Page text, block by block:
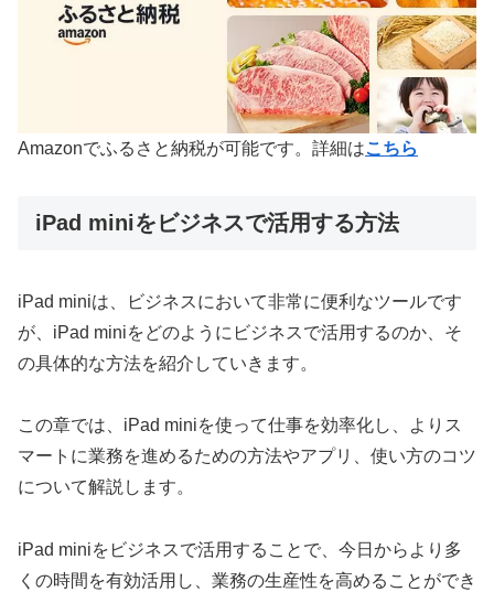
Amazonでふるさと納税が可能です。詳細はこちら
iPad miniをビジネスで活用する方法
iPad miniは、ビジネスにおいて非常に便利なツールです
が、iPad miniをどのようにビジネスで活用するのか、そ
の具体的な方法を紹介していきます。
この章では、iPad miniを使って仕事を効率化し、よりス
マートに業務を進めるための方法やアプリ、使い方のコツ
について解説します。
iPad miniをビジネスで活用することで、今日からより多
くの時間を有効活用し、業務の生産性を高めることができ